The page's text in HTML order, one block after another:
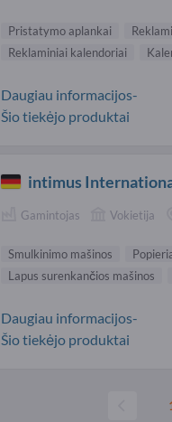
Pristatymo aplankai
Reklaminiai kalendoriai
Daugiau informacijos-
Šio tiekėjo produktai
intimus
Gamintojas Vokietija
Smulkinimo mašinos
Lapus surenkančios mašinos
Daugiau informacijos-
Šio tiekėjo produktai